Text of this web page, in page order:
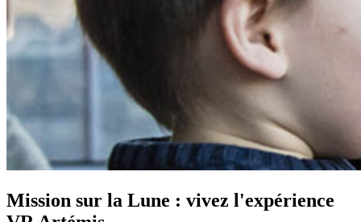
Mission sur la Lune : vivez l'expérience